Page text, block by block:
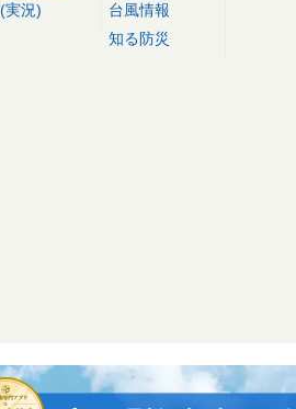
実況)
台風情報
知る防災